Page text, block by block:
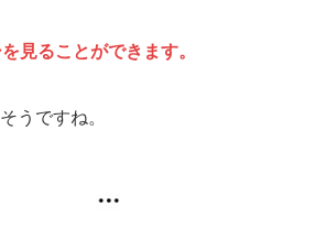
見ることができます。
うですね。